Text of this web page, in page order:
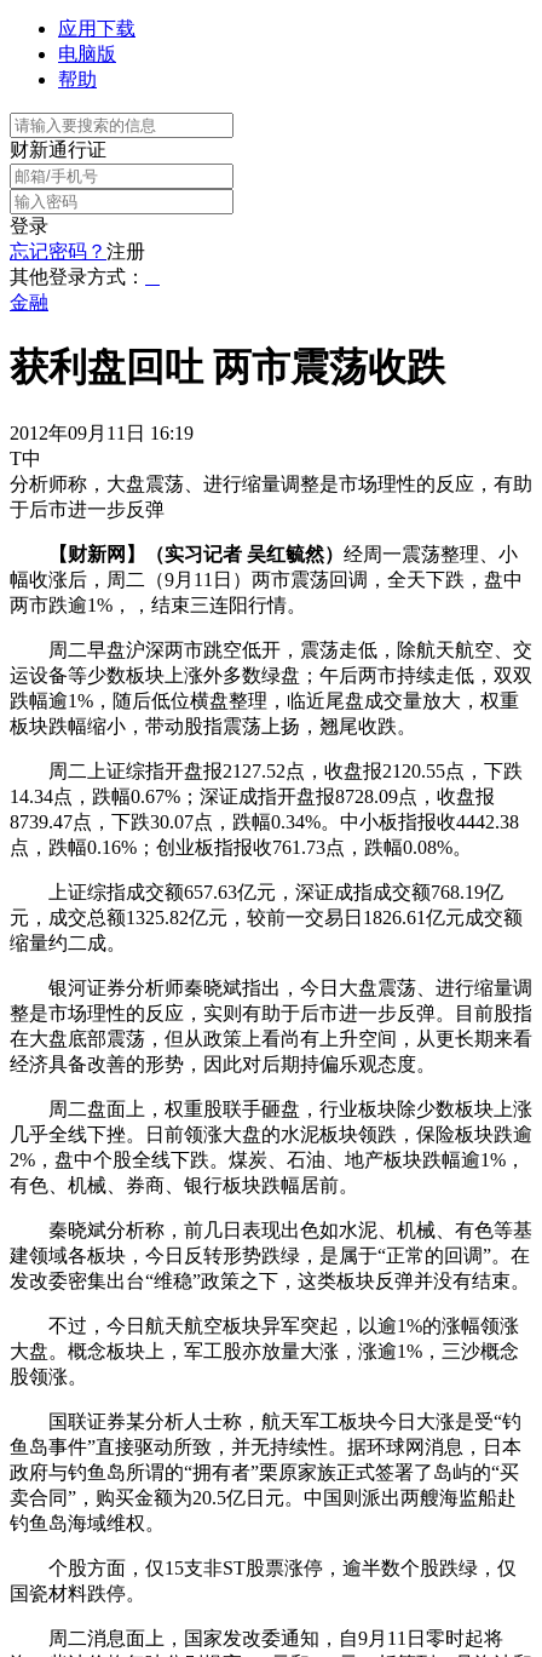
应用下载
电脑版
帮助
财新通行证
登录
忘记密码？ 注册
其他登录方式：
金融
获利盘回吐 两市震荡收跌
2012年09月11日 16:19
T中
分析师称，大盘震荡、进行缩量调整是市场理性的反应，有助
于后市进一步反弹
【财新网】（实习记者 吴红毓然） 经周一震荡整理、小
幅收涨后，周二（9月11日）两市震荡回调，全天下跌，盘中
两市跌逾1%，，结束三连阳行情。
周二早盘沪深两市跳空低开，震荡走低，除航天航空、交
运设备等少数板块上涨外多数绿盘；午后两市持续走低，双双
跌幅逾1%，随后低位横盘整理，临近尾盘成交量放大，权重
板块跌幅缩小，带动股指震荡上扬，翘尾收跌。
周二上证综指开盘报2127.52点，收盘报2120.55点，下跌
14.34点，跌幅0.67%；深证成指开盘报8728.09点，收盘报
8739.47点，下跌30.07点，跌幅0.34%。中小板指报收4442.38
点，跌幅0.16%；创业板指报收761.73点，跌幅0.08%。
上证综指成交额657.63亿元，深证成指成交额768.19亿
元，成交总额1325.82亿元，较前一交易日1826.61亿元成交额
缩量约二成。
银河证券分析师秦晓斌指出，今日大盘震荡、进行缩量调
整是市场理性的反应，实则有助于后市进一步反弹。目前股指
在大盘底部震荡，但从政策上看尚有上升空间，从更长期来看
经济具备改善的形势，因此对后期持偏乐观态度。
周二盘面上，权重股联手砸盘，行业板块除少数板块上涨
几乎全线下挫。日前领涨大盘的水泥板块领跌，保险板块跌逾
2%，盘中个股全线下跌。煤炭、石油、地产板块跌幅逾1%，
有色、机械、券商、银行板块跌幅居前。
秦晓斌分析称，前几日表现出色如水泥、机械、有色等基
建领域各板块，今日反转形势跌绿，是属于“正常的回调”。在
发改委密集出台“维稳”政策之下，这类板块反弹并没有结束。
不过，今日航天航空板块异军突起，以逾1%的涨幅领涨
大盘。概念板块上，军工股亦放量大涨，涨逾1%，三沙概念
股领涨。
国联证券某分析人士称，航天军工板块今日大涨是受“钓
鱼岛事件”直接驱动所致，并无持续性。据环球网消息，日本
政府与钓鱼岛所谓的“拥有者”栗原家族正式签署了岛屿的“买
卖合同”，购买金额为20.5亿日元。中国则派出两艘海监船赴
钓鱼岛海域维权。
个股方面，仅15支非ST股票涨停，逾半数个股跌绿，仅
国瓷材料跌停。
周二消息面上，国家发改委通知，自9月11日零时起将